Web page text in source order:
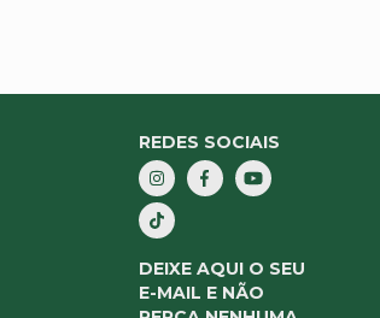
REDES SOCIAIS
DEIXE AQUI O SEU
E-MAIL E NÃO